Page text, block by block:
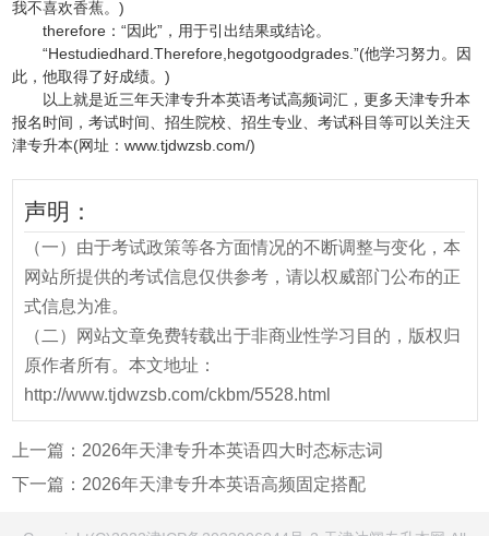
我不喜欢香蕉。)
therefore：“因此”，用于引出结果或结论。
“Hestudiedhard.Therefore,hegotgoodgrades.”(他学习努力。因
此，他取得了好成绩。)
以上就是近三年天津专升本英语考试高频词汇，更多天津专升本
报名时间，考试时间、招生院校、招生专业、考试科目等可以关注天
津专升本(网址：www.tjdwzsb.com/)
声明：
（一）由于考试政策等各方面情况的不断调整与变化，本
网站所提供的考试信息仅供参考，请以权威部门公布的正
式信息为准。
（二）网站文章免费转载出于非商业性学习目的，版权归
原作者所有。本文地址：
http://www.tjdwzsb.com/ckbm/5528.html
上一篇： 2026年天津专升本英语四大时态标志词
下一篇： 2026年天津专升本英语高频固定搭配